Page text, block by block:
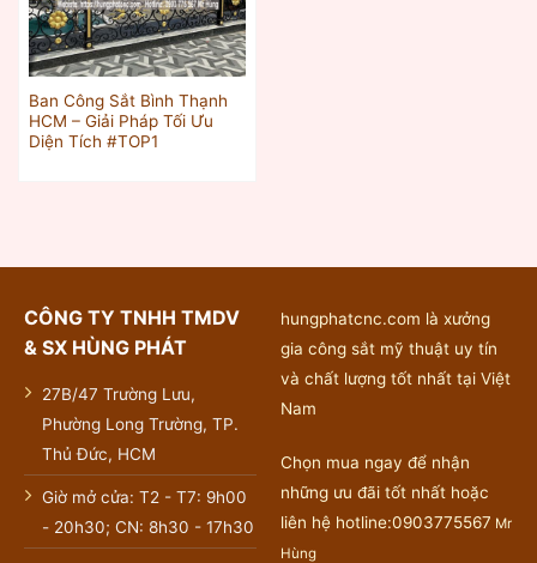
Ban Công Sắt Bình Thạnh
HCM – Giải Pháp Tối Ưu
Diện Tích #TOP1
CÔNG TY TNHH TMDV
& SX HÙNG PHÁT
27B/47 Trường Lưu,
Phường Long Trường, TP.
Thủ Đức, HCM
Giờ mở cửa: T2 - T7: 9h00
- 20h30; CN: 8h30 - 17h30
hungphatcnc.com là xưởng
gia công sắt mỹ thuật uy tín
và chất lượng tốt nhất tại Việt
Nam
Chọn mua ngay để nhận
những ưu đãi tốt nhất hoặc
liên hệ hotline:0903775567 Mr
Hùng